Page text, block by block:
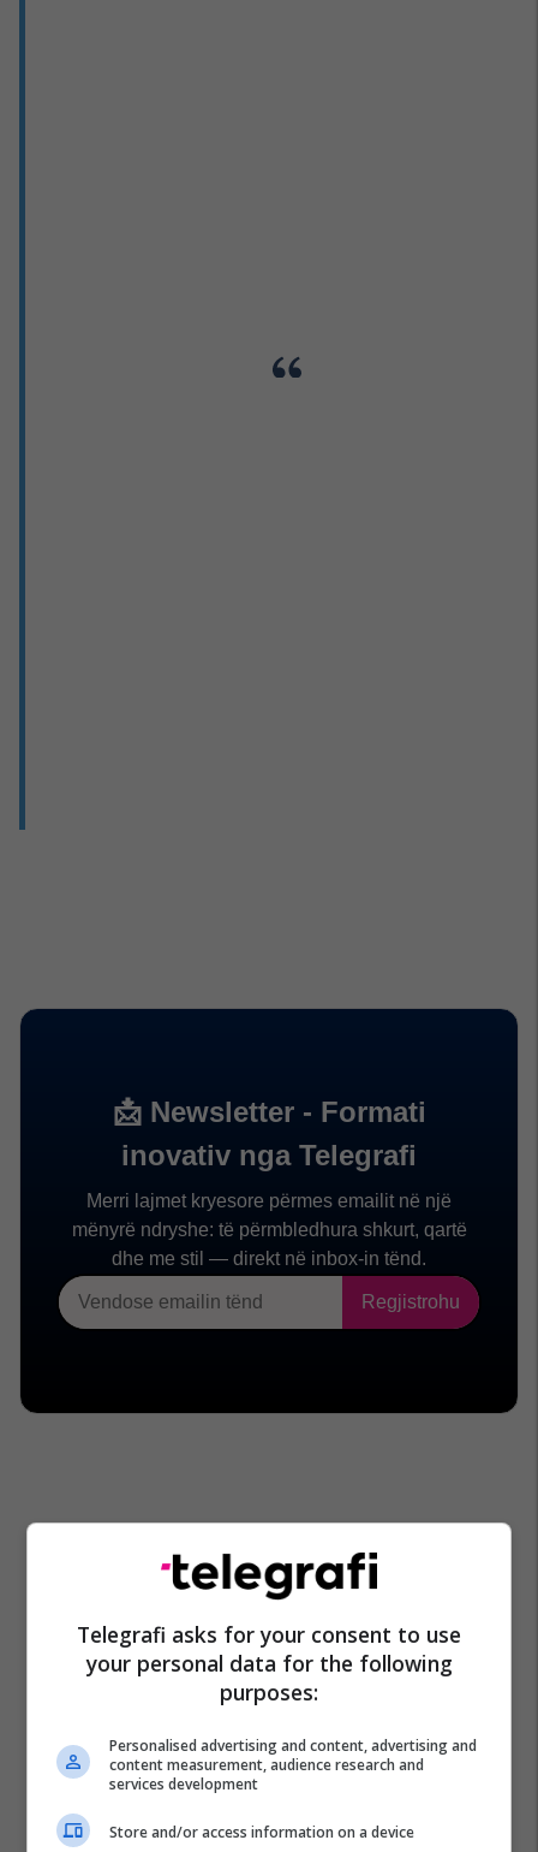
Telegrafi asks for your consent to use
your personal data for the following
purposes:
Personalised advertising and content, advertising and
content measurement, audience research and
services development
Store and/or access information on a device